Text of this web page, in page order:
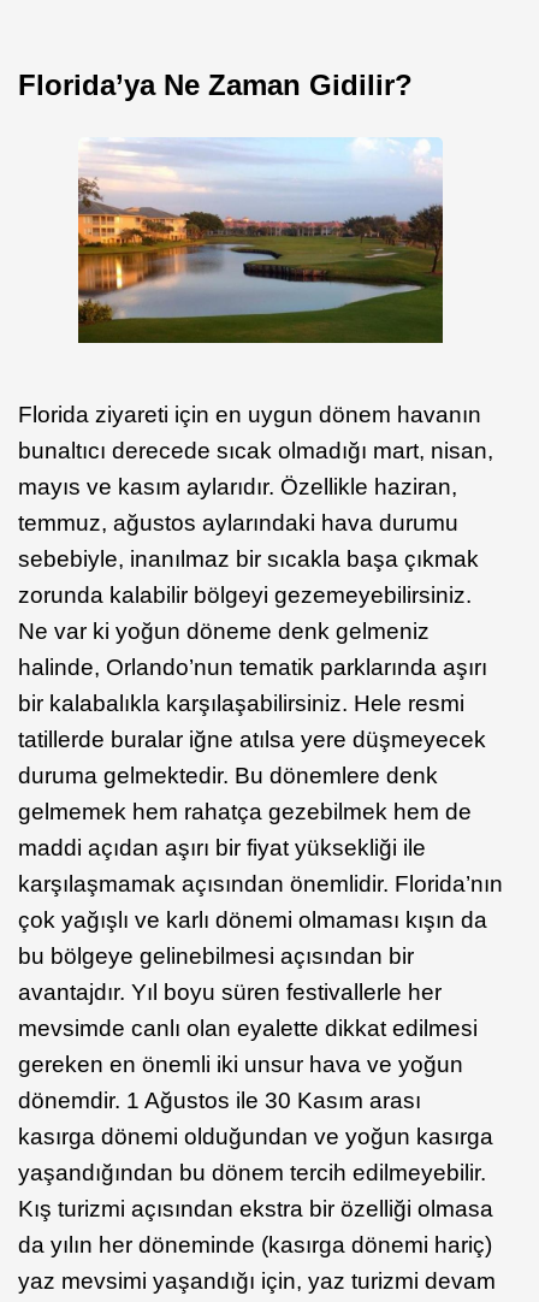
Florida’ya Ne Zaman Gidilir?
Florida ziyareti için en uygun dönem havanın
bunaltıcı derecede sıcak olmadığı mart, nisan,
mayıs ve kasım aylarıdır. Özellikle haziran,
temmuz, ağustos aylarındaki hava durumu
sebebiyle, inanılmaz bir sıcakla başa çıkmak
zorunda kalabilir bölgeyi gezemeyebilirsiniz.
Ne var ki yoğun döneme denk gelmeniz
halinde, Orlando’nun tematik parklarında aşırı
bir kalabalıkla karşılaşabilirsiniz. Hele resmi
tatillerde buralar iğne atılsa yere düşmeyecek
duruma gelmektedir. Bu dönemlere denk
gelmemek hem rahatça gezebilmek hem de
maddi açıdan aşırı bir fiyat yüksekliği ile
karşılaşmamak açısından önemlidir. Florida’nın
çok yağışlı ve karlı dönemi olmaması kışın da
bu bölgeye gelinebilmesi açısından bir
avantajdır. Yıl boyu süren festivallerle her
mevsimde canlı olan eyalette dikkat edilmesi
gereken en önemli iki unsur hava ve yoğun
dönemdir. 1 Ağustos ile 30 Kasım arası
kasırga dönemi olduğundan ve yoğun kasırga
yaşandığından bu dönem tercih edilmeyebilir.
Kış turizmi açısından ekstra bir özelliği olmasa
da yılın her döneminde (kasırga dönemi hariç)
yaz mevsimi yaşandığı için, yaz turizmi devam